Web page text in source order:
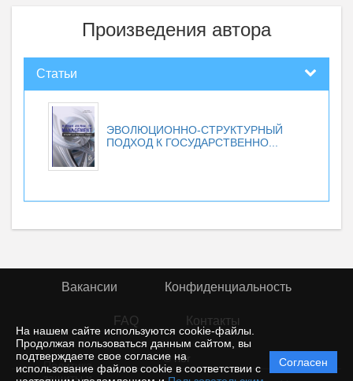
На нашем сайте используются cookie-файлы.
Продолжая пользоваться данным сайтом, вы
подтверждаете свое согласие на
использование файлов cookie в соответствии с
Согласен
Произведения автора
Статьи
ЭВОЛЮЦИОННО-СТРУКТУРНЫЙ
ПОДХОД К ГОСУДАРСТВЕННО...
Вакансии Конфиденциальность
FAQ Контакты
© rior
Политика
защиты и